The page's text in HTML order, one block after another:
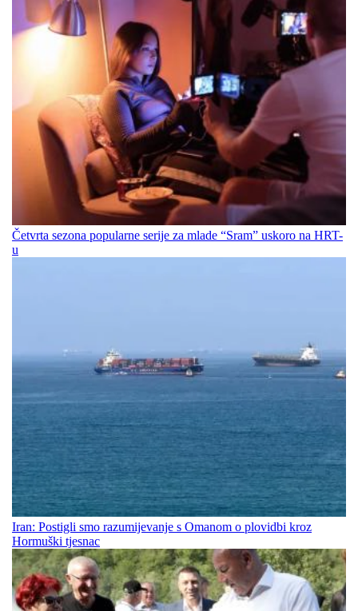
Četvrta sezona popularne serije za mlade “Sram” uskoro na HRT-
u
Iran: Postigli smo razumijevanje s Omanom o plovidbi kroz
Hormuški tjesnac